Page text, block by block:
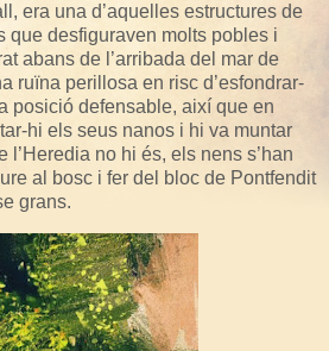
era una d’aquelles estructures de
que desfiguraven molts pobles i
abans de l’arribada del mar de
ruïna perillosa en risc d’esfondrar-
posició defensable, així que en
hi els seus nanos i hi va muntar
l’Heredia no hi és, els nens s’han
al bosc i fer del bloc de Pontfendit
grans.